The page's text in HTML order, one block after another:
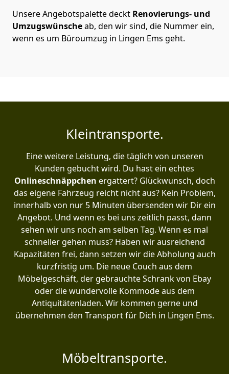
Unsere Angebotspalette deckt Renovierungs- und
Umzugswünscheab, den wir sind, die Nummer ein,
wenn es um Büroumzug in Lingen Ems geht.
Kleintransporte.
Eine weitere Leistung, die täglich von unseren
Kunden gebucht wird. Du hast ein echtes
Onlineschnäppchen ergattert? Glückwunsch, doch
das eigene Fahrzeug reicht nicht aus? Kein Problem,
innerhalb von nur 5 Minuten übersenden wir Dir ein
Angebot. Und wenn es bei uns zeitlich passt, dann
sehen wir uns noch am selben Tag. Wenn es mal
schneller gehen muss? Haben wir ausreichend
Kapazitäten frei, dann setzen wir die Abholung auch
kurzfristig um. Die neue Couch aus dem
Möbelgeschäft, der gebrauchte Schrank von Ebay
oder die wundervolle Kommode aus dem
Antiquitätenladen. Wir kommen gerne und
übernehmen den Transport für Dich in Lingen Ems.
Möbeltransporte.